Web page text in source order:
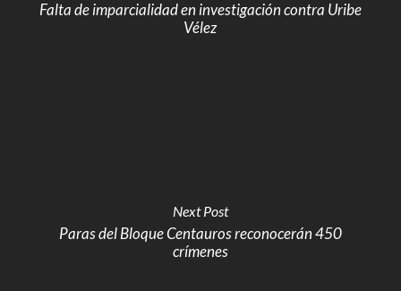
Falta de imparcialidad en investigación contra Uribe
Vélez
Next Post
Paras del Bloque Centauros reconocerán 450
crímenes